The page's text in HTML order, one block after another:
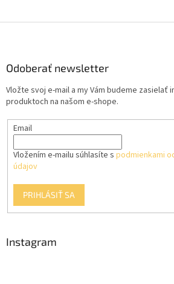
Odoberať newsletter
Vložte svoj e-mail a my Vám budeme zasielať
produktoch na našom e-shope.
Email
Vložením e-mailu súhlasíte s podmienkami
údajov
PRIHLÁSIŤ SA
Instagram